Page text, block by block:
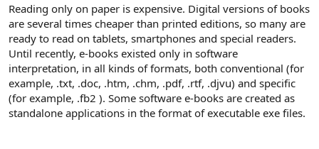
Reading only on paper is expensive. Digital versions of books
are several times cheaper than printed editions, so many are
ready to read on tablets, smartphones and special readers.
Until recently, e-books existed only in software
interpretation, in all kinds of formats, both conventional (for
example, .txt, .doc, .htm, .chm, .pdf, .rtf, .djvu) and specific
(for example, .fb2 ). Some software e-books are created as
standalone applications in the format of executable exe files.